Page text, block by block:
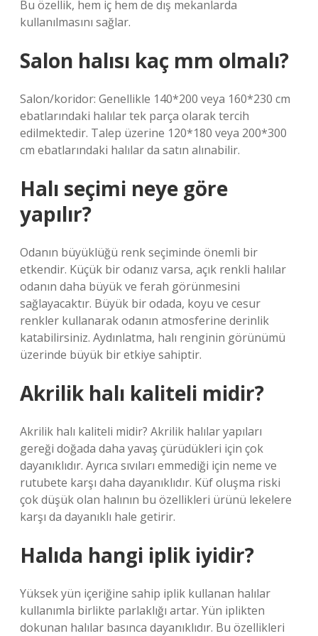
Bu özellik, hem iç hem de dış mekanlarda
kullanılmasını sağlar.
Salon halısı kaç mm olmalı?
Salon/koridor: Genellikle 140*200 veya 160*230 cm
ebatlarındaki halılar tek parça olarak tercih
edilmektedir. Talep üzerine 120*180 veya 200*300
cm ebatlarındaki halılar da satın alınabilir.
Halı seçimi neye göre
yapılır?
Odanın büyüklüğü renk seçiminde önemli bir
etkendir. Küçük bir odanız varsa, açık renkli halılar
odanın daha büyük ve ferah görünmesini
sağlayacaktır. Büyük bir odada, koyu ve cesur
renkler kullanarak odanın atmosferine derinlik
katabilirsiniz. Aydınlatma, halı renginin görünümü
üzerinde büyük bir etkiye sahiptir.
Akrilik halı kaliteli midir?
Akrilik halı kaliteli midir? Akrilik halılar yapıları
gereği doğada daha yavaş çürüdükleri için çok
dayanıklıdır. Ayrıca sıvıları emmediği için neme ve
rutubete karşı daha dayanıklıdır. Küf oluşma riski
çok düşük olan halının bu özellikleri ürünü lekelere
karşı da dayanıklı hale getirir.
Halıda hangi iplik iyidir?
Yüksek yün içeriğine sahip iplik kullanan halılar
kullanımla birlikte parlaklığı artar. Yün iplikten
dokunan halılar basınca dayanıklıdır. Bu özellikleri